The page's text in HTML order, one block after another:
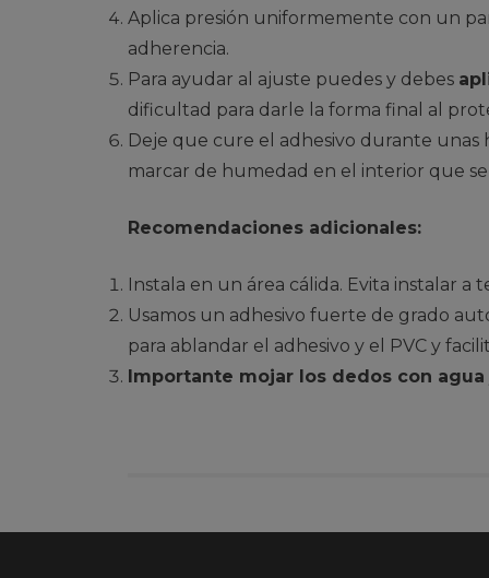
Aplica presión uniformemente con un
adherencia.
Para ayudar al ajuste puedes y debes
dificultad para darle la forma final al
Deje que cure el adhesivo durante unas
marcar de humedad en el interior que
Recomendaciones adicionales:
Instala en un área cálida. Evita instalar a
Usamos un adhesivo fuerte de grado
para ablandar el adhesivo y el PVC y
Importante mojar los dedos con